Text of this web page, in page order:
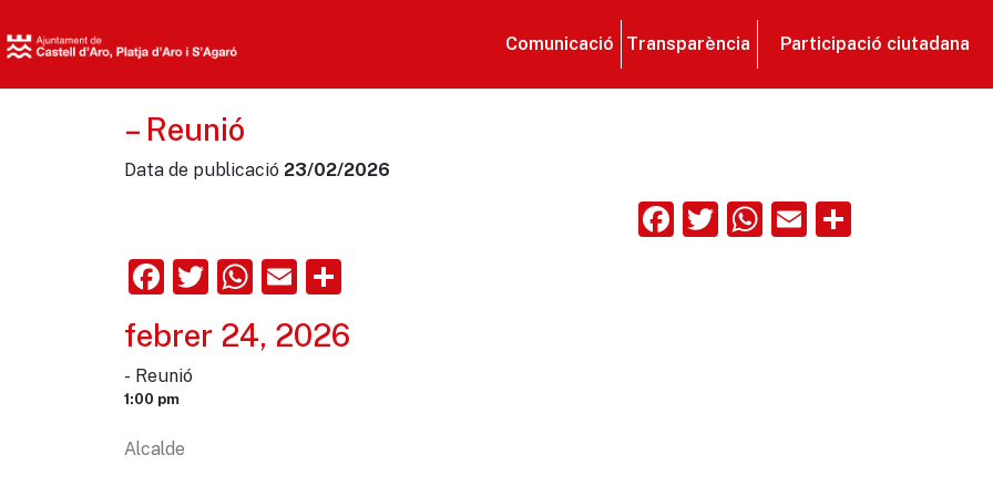
Comunicació Transparència Participació ciutadana
– Reunió
Data de publicació 23/02/2026
Facebook
Twitter
WhatsApp
Email
Facebook
Twitter
WhatsApp
Email
febrer 24, 2026
- Reunió
1:00 pm
Alcalde